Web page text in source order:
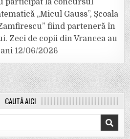
participat la concursul
„Micul Gauss”, Școala
fiind parteneră în
Zeci de copii din Vrancea au
12/06/2026
CAUTĂ AICI